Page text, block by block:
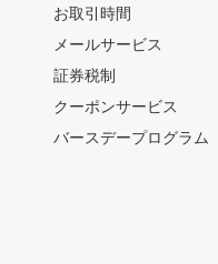
お取引時間
メールサービス
証券税制
クーポンサービス
バースデープログラム